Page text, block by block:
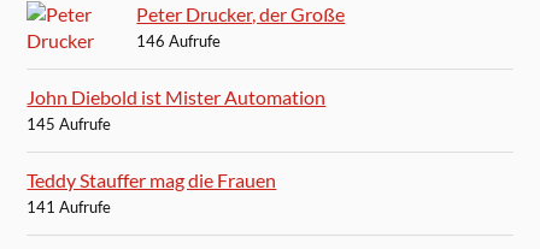
Peter Drucker, der Große
146 Aufrufe
John Diebold ist Mister Automation
145 Aufrufe
Teddy Stauffer mag die Frauen
141 Aufrufe